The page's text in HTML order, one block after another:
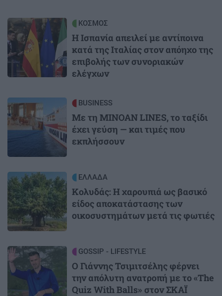
Image ΚΟΣΜΟΣ
Η Ισπανία απειλεί με αντίποινα
κατά της Ιταλίας στον απόηχο της
επιβολής των συνοριακών
ελέγχων
Image BUSINESS
Με τη MINOAN LINES, το ταξίδι
έχει γεύση — και τιμές που
εκπλήσσουν
Image ΕΛΛΑΔΑ
Κολυδάς: Η χαρουπιά ως βασικό
είδος αποκατάστασης των
οικοσυστημάτων μετά τις φωτιές
Image GOSSIP - LIFESTYLE
Ο Γιάννης Τσιμιτσέλης φέρνει
την απόλυτη ανατροπή με το «The
Quiz With Balls» στον ΣΚΑΪ